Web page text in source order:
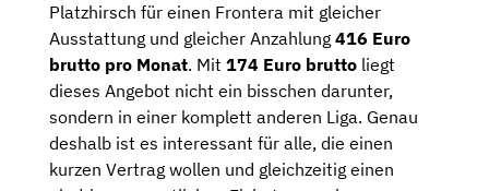
Platzhirsch für einen Frontera mit gleicher
Ausstattung und gleicher Anzahlung 416 Euro
brutto pro Monat. Mit 174 Euro brutto liegt
dieses Angebot nicht ein bisschen darunter,
sondern in einer komplett anderen Liga. Genau
deshalb ist es interessant für alle, die einen
kurzen Vertrag wollen und gleichzeitig einen